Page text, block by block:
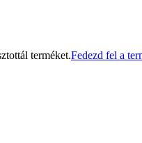
terméket.Fedezd fel a